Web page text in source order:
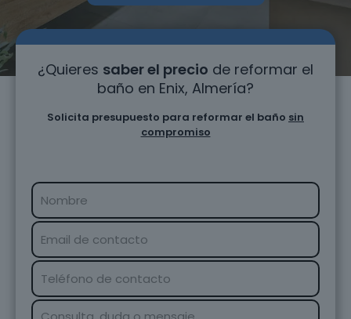
¿Quieres saber el precio de reformar el
baño en Enix, Almería?
Solicita presupuesto para reformar el baño sin
compromiso